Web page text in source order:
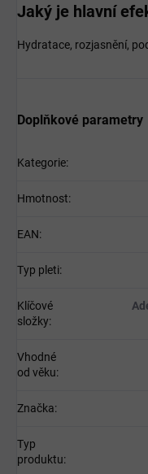
Jaký je hlavní
Hydratace, rozjasnění,
Doplňkové parametry
Kategorie:
Hmotnost:
EAN:
Typ pleti:
Klíčové
složky:
Vhodné
od věku:
Značka:
Typ
produktu: